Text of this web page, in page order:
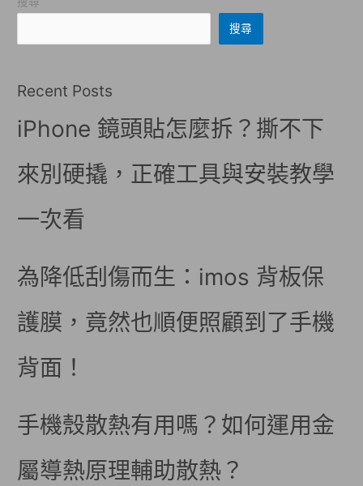
搜尋
Recent Posts
iPhone 鏡頭貼怎麼拆？撕不下
來別硬撬，正確工具與安裝教學
一次看
為降低刮傷而生：imos 背板保
護膜，竟然也順便照顧到了手機
背面！
手機殼散熱有用嗎？如何運用金
屬導熱原理輔助散熱？